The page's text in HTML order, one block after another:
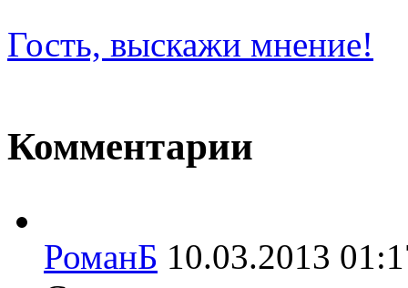
Гость, выскажи мнение!
Комментарии
РоманБ 10.03.2013